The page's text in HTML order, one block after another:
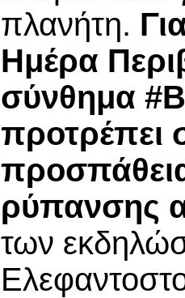
πλανήτη.
Ημέρα
σύνθημα
προτρέπει
ρύπανσης
των